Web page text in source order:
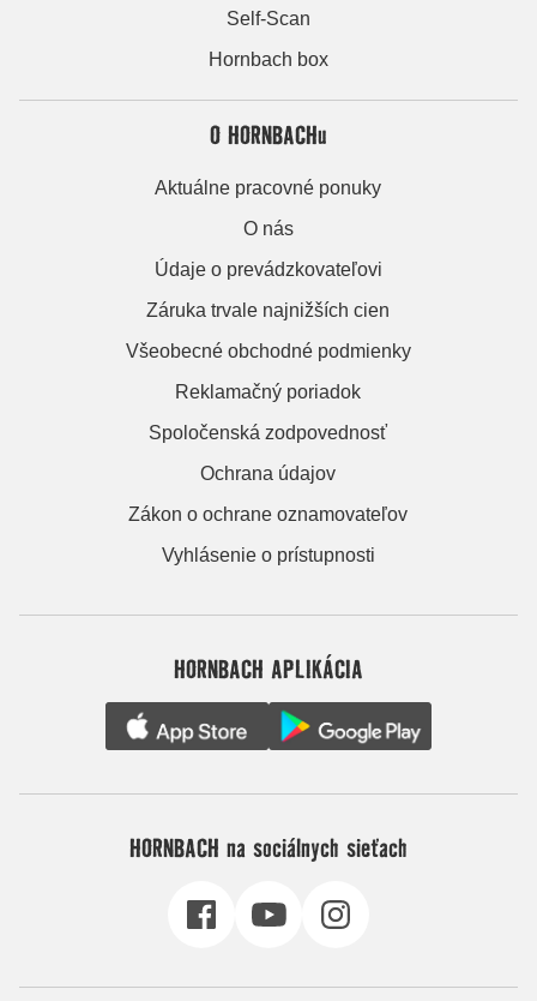
Self-Scan
Hornbach box
O HORNBACHu
Aktuálne pracovné ponuky
O nás
Údaje o prevádzkovateľovi
Záruka trvale najnižších cien
Všeobecné obchodné podmienky
Reklamačný poriadok
Spoločenská zodpovednosť
Ochrana údajov
Zákon o ochrane oznamovateľov
Vyhlásenie o prístupnosti
HORNBACH APLIKÁCIA
HORNBACH na sociálnych sieťach